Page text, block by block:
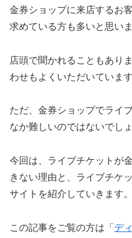
金券ショップに来店するお
求めている方も多いと思いま
店頭で聞かれることもあり
わせもよくいただいています
ただ、金券ショップでライ
なか難しいのではないでし
今回は、ライブチケットが
きない理由と、ライブチケ
サイトを紹介していきます。
この記事をご覧の方は「 デ